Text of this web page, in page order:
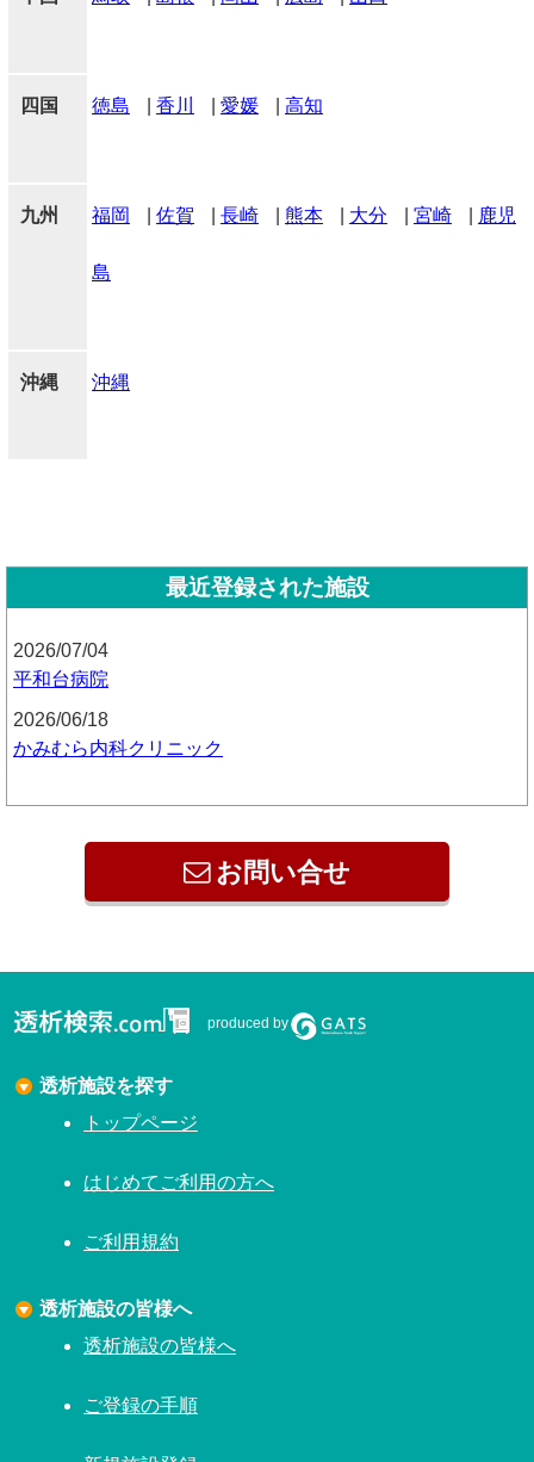
四国 徳島 香川 愛媛 高知
九州 福岡 佐賀 長崎 熊本 大分 宮崎 鹿児
島
沖縄 沖縄
最近登録された施設
2026/07/04
平和台病院
2026/06/18
かみむら内科クリニック
お問い合せ
produced by
透析施設を探す
トップページ
はじめてご利用の方へ
ご利用規約
透析施設の皆様へ
透析施設の皆様へ
ご登録の手順